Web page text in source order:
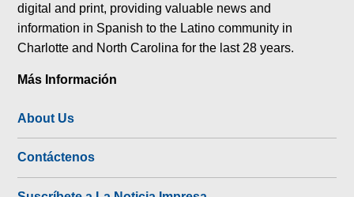
digital and print, providing valuable news and
information in Spanish to the Latino community in
Charlotte and North Carolina for the last 28 years.
Más Información
About Us
Contáctenos